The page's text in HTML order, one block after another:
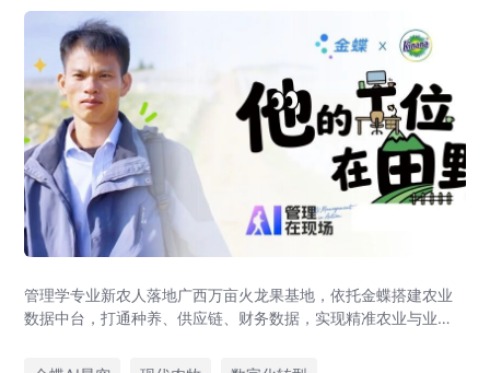
管理学专业新农人落地广西万亩火龙果基地，依托金蝶搭建农业
数据中台，打通种养、供应链、财务数据，实现精准农业与业财